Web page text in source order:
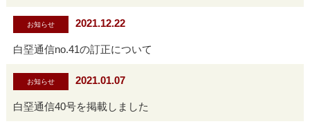
お知らせ 2021.12.22
白堊通信no.41の訂正について
お知らせ 2021.01.07
白堊通信40号を掲載しました